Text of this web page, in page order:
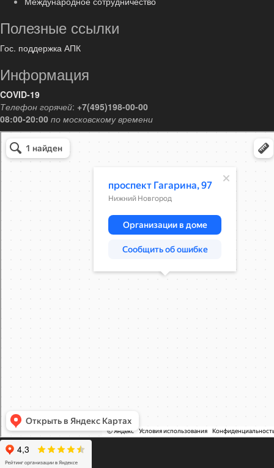
Полезные ссылки
Гос. поддержка АПК
Информация
COVID-19
Телефон горячей: +7(495)198-00-00
08:00-20:00 по московскому времени